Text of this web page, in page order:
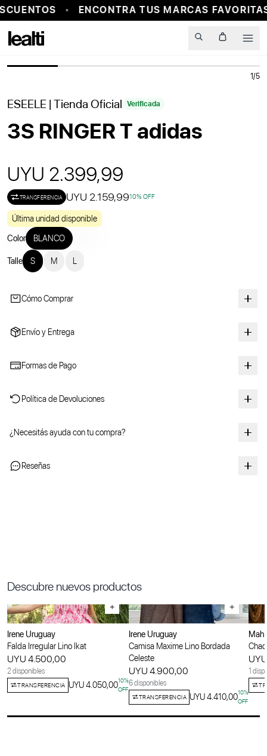
ENCONTRA TUS MARCAS
PROBADOR VIRTUAL
1/5
ESEELE | Tienda Oficial Verificada
3S RINGER T adidas
UYU 2.399,99
TRANSFERENCIA UYU 2.159,9910% OFF
Última unidad disponible
Color BLANCO
Talle S M L
Cómo Comprar
Envío y Entrega
Formas de Pago
Política de Devoluciones
¿Necesitás ayuda con tu compra?
Reseñas
Descubre nuevos productos
+
Irene Uruguay
Falda Irregular Lino Ikat
UYU 4.500,00
2 disponibles
TRANSFERENCIA UYU 4.050,0010%
OFF
+
Irene Uruguay
Camisa Maxime Lino Bordada
Celeste
UYU 4.900,00
6 disponibles
TRANSFERENCIA UYU 4.410,0010%
OFF
1